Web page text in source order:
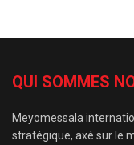
QUI SOMMES
Meyomessala
stratégique, axé sur le